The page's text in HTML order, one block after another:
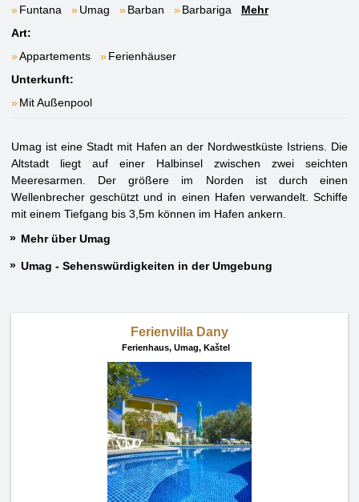
Funtana
Umag Barban Barbariga
Mehr
Art:
Appartements
Ferienhäuser
Unterkunft:
Mit Außenpool
Umag ist eine Stadt mit Hafen an der Nordwestküste Istriens. Die
Altstadt liegt auf einer Halbinsel zwischen zwei seichten
Meeresarmen. Der größere im Norden ist durch einen
Wellenbrecher geschützt und in einen Hafen verwandelt. Schiffe
mit einem Tiefgang bis 3,5m können im Hafen ankern.
Mehr über Umag
Umag - Sehenswürdigkeiten in der Umgebung
Ferienvilla Dany
Ferienhaus, Umag, Kaštel